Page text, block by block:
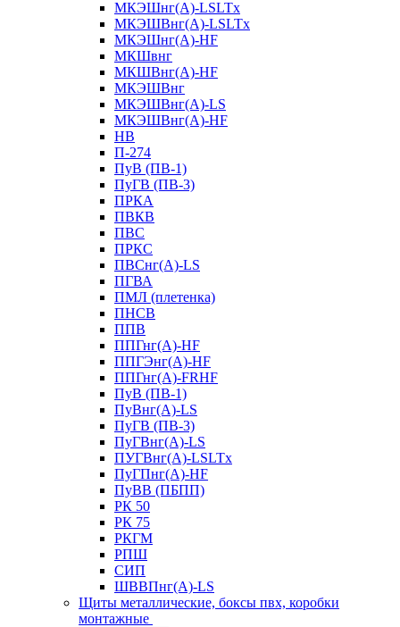
МКЭШнг(А)-LSLTx
МКЭШВнг(A)-LSLTx
МКЭШнг(А)-HF
МКШвнг
МКШВнг(А)-HF
МКЭШВнг
МКЭШВнг(А)-LS
МКЭШВнг(А)-HF
НВ
П-274
ПуВ (ПВ-1)
ПуГВ (ПВ-3)
ПРКА
ПВКВ
ПВС
ПРКС
ПВСнг(А)-LS
ПГВА
ПМЛ (плетенка)
ПНСВ
ППВ
ППГнг(А)-HF
ППГЭнг(А)-HF
ППГнг(А)-FRHF
ПуВ (ПВ-1)
ПуВнг(А)-LS
ПуГВ (ПВ-3)
ПуГВнг(А)-LS
ПУГВнг(А)-LSLTx
ПуГПнг(А)-HF
ПуВВ (ПБПП)
РК 50
РК 75
РКГМ
РПШ
СИП
ШВВПнг(А)-LS
Щиты металлические, боксы пвх, коробки
монтажные